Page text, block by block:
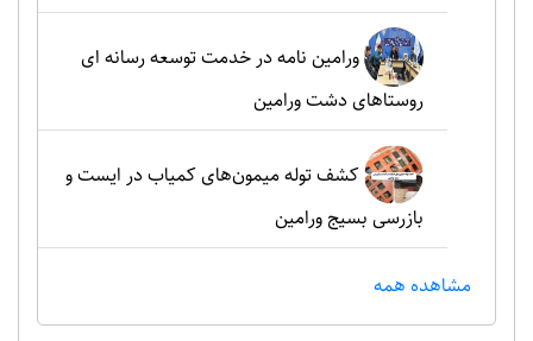
ورامین نامه در خدمت توسعه رسانه ای
روستاهای دشت ورامین
کشف توله میمون‌های کمیاب در ایست و
بازرسی بسیج ورامین
مشاهده همه